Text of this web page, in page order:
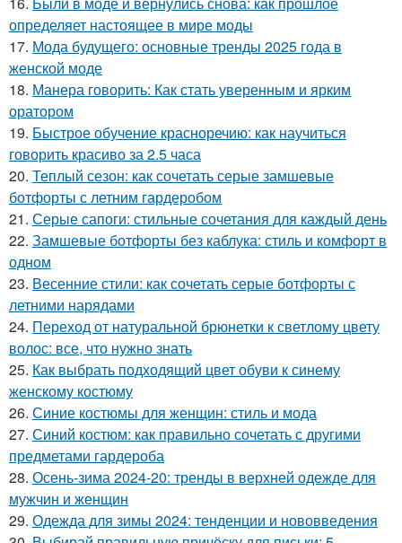
определяет настоящее в мире моды
17. Мода будущего: основные тренды 2025 года в
женской моде
18. Манера говорить: Как стать уверенным и ярким
оратором
19. Быстрое обучение красноречию: как научиться
говорить красиво за 2.5 часа
20. Теплый сезон: как сочетать серые замшевые
ботфорты с летним гардеробом
21. Серые сапоги: стильные сочетания для каждый день
22. Замшевые ботфорты без каблука: стиль и комфорт в
одном
23. Весенние стили: как сочетать серые ботфорты с
летними нарядами
24. Переход от натуральной брюнетки к светлому цвету
волос: все, что нужно знать
25. Как выбрать подходящий цвет обуви к синему
женскому костюму
26. Синие костюмы для женщин: стиль и мода
27. Синий костюм: как правильно сочетать с другими
предметами гардероба
28. Осень-зима 2024-20: тренды в верхней одежде для
мужчин и женщин
29. Одежда для зимы 2024: тенденции и нововведения